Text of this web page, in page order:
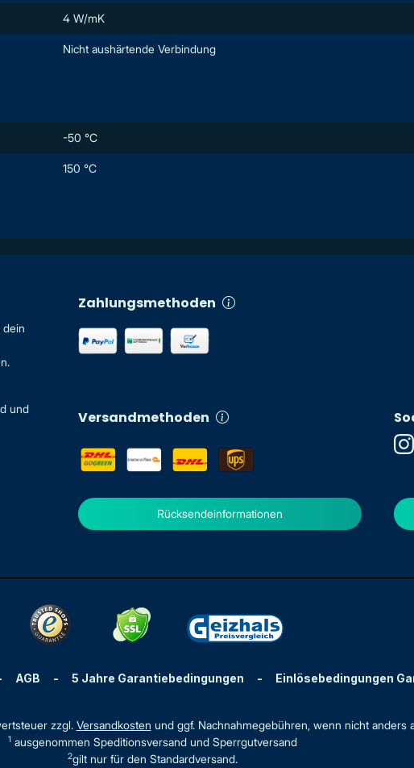
4 W/mK
Nicht aushärtende Verbindung
-50 °C
150 °C
dein
und
Zahlungsmethoden
Versandmethoden
Rücksendeinformationen
AGB - 5 Jahre Garantiebedingungen - Einlösebedingungen
zzgl. Versandkosten und ggf. Nachnahmegebühren, wenn nicht anders
1ausgenommen Speditionsversand und Sperrgutversand
2gilt nur für den Standardversand.